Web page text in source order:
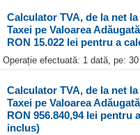
Calculator TVA, de la net
Taxei pe Valoarea
RON 15.022 lei pentru a
Operație efectuată: 1 dată, pe:
Calculator TVA, de la net
Taxei pe Valoarea
RON 956.840,94 lei pentru
inclus)